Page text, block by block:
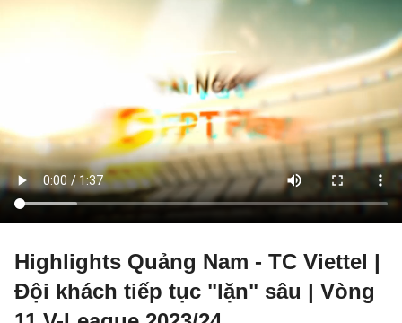
Highlights Quảng Nam - TC Viettel |
Đội khách tiếp tục "lặn" sâu | Vòng